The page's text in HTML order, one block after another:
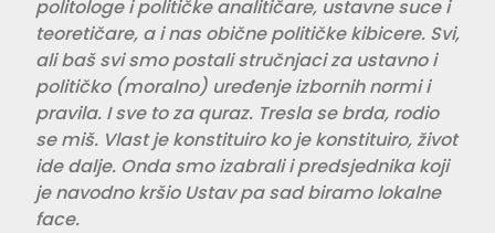
politologe i političke analitičare, ustavne suce i
teoretičare, a i nas obične političke kibicere. Svi,
ali baš svi smo postali stručnjaci za ustavno i
političko (moralno) uređenje izbornih normi i
pravila. I sve to za quraz. Tresla se brda, rodio
se miš. Vlast je konstituiro ko je konstituiro, život
ide dalje. Onda smo izabrali i predsjednika koji
je navodno kršio Ustav pa sad biramo lokalne
face.